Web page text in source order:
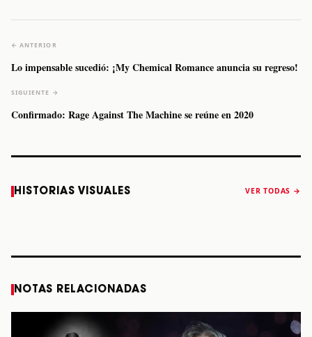
← ANTERIOR
Lo impensable sucedió: ¡My Chemical Romance anuncia su regreso!
SIGUIENTE →
Confirmado: Rage Against The Machine se reúne en 2020
HISTORIAS VISUALES VER TODAS →
a Monterrey el
Staiti, guitarrista
anuncia “Reality
NOTAS RELACIONADAS